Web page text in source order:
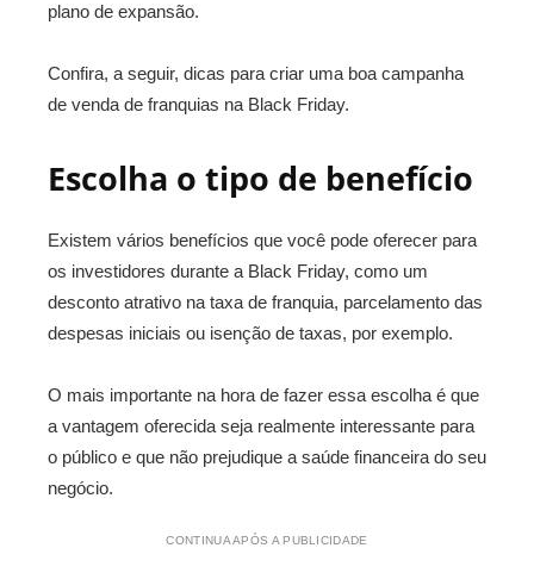
plano de expansão.
Confira, a seguir, dicas para criar uma boa campanha
de venda de franquias na Black Friday.
Escolha o tipo de benefício
Existem vários benefícios que você pode oferecer para
os investidores durante a Black Friday, como um
desconto atrativo na taxa de franquia, parcelamento das
despesas iniciais ou isenção de taxas, por exemplo.
O mais importante na hora de fazer essa escolha é que
a vantagem oferecida seja realmente interessante para
o público e que não prejudique a saúde financeira do seu
negócio.
CONTINUA APÓS A PUBLICIDADE